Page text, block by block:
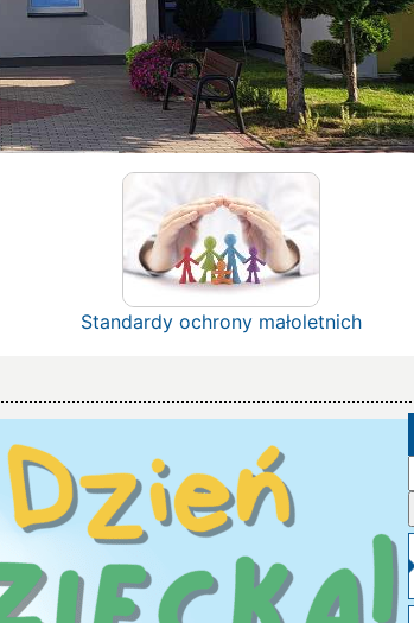
Standardy ochrony małoletnich